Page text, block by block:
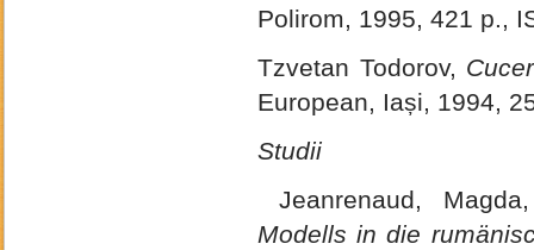
Polirom, 1995, 421 p.,
Tzvetan Todorov,
European, Iași, 1994,
Studii
Jeanrenaud,
Modells in die